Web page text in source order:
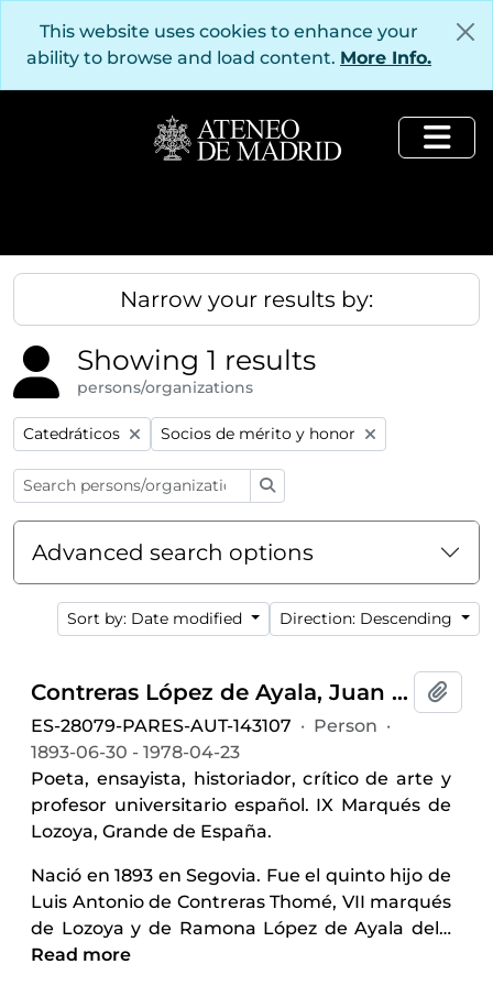
This website uses cookies to enhance your
ability to browse and load content. More Info.
Narrow your results by:
Showing 1 results
persons/organizations
Remove filter:
Catedráticos Remove filter:
Socios de mérito y honor
Advanced search options
Sort by: Date modified Direction: Descending
Contreras López de Ayala, Juan de (1893-1978)
ES-28079-PARES-AUT-143107 · Person ·
1893-06-30 - 1978-04-23
Poeta, ensayista, historiador, crítico de arte y
profesor universitario español. IX Marqués de
Lozoya, Grande de España.
Nació en 1893 en Segovia. Fue el quinto hijo de
Luis Antonio de Contreras Thomé, VII marqués
de Lozoya y de Ramona López de Ayala del…
Read more